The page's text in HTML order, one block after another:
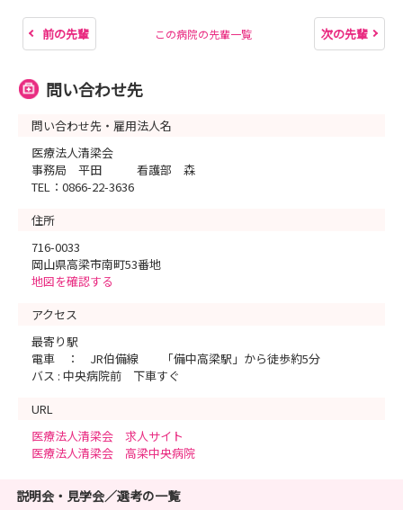
前の先輩 この病院の先輩一覧 次の先輩
問い合わせ先
問い合わせ先・雇用法人名
医療法人清梁会
事務局 平田 看護部 森
TEL：0866-22-3636
住所
716-0033
岡山県高梁市南町53番地
地図を確認する
アクセス
最寄り駅
電車 ： JR伯備線 「備中高梁駅」から徒歩約5分
バス : 中央病院前 下車すぐ
URL
医療法人清梁会 求人サイト
医療法人清梁会 高梁中央病院
説明会・見学会／選考の一覧